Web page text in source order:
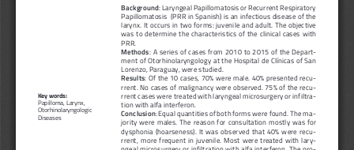
Background: Laryngeal Papillomatosis or Recurrent Respiratory
Papillomatosis  (PRR in Spanish) is an infectious disease of the
larynx. It occurs in two forms: juvenile and adult. The objective
was  to  determine  the  characteristics  of  the  clinical  cases  with
PRR.
Methods : A series of cases from 2010 to 2015 of the Depart-
ment of Otorhinolaryngology at the Hospital de Clínicas of San
Lorenzo, Paraguay, were studied.
Results : Of the 10 cases, 70% were male. 40% presented recu
rrent. No cases of malignancy were observed. 75% of the recu
rrent cases were treated with laryngeal microsurgery or infiltra
tion with alfa interferon.
Conclusion : Equal quantities of both forms were found. The ma
jority  were  males.  The  reason  for  consultation  mostly  was  for
dysphonia  (hoarseness).  It  was  observed  that  40%  were  recu
rrent,  more  frequent  in  juvenile.  Most  were  treated  with  lary-
ngeal microsurgery or infiltration with alfa interferon. The pro
Key words:
Papilloma, Larynx,
Otorhinolaryngologic
Diseases